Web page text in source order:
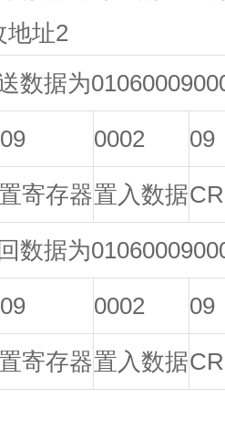
地址2
数据为
0002 09
寄存器置入数据
数据为
0002 09
寄存器置入数据